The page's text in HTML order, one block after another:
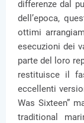
differenze dal
dell’epoca,
ottimi
esecuzioni dei
parte del loro
restituisce il
eccellenti
Was Sixteen”
traditional